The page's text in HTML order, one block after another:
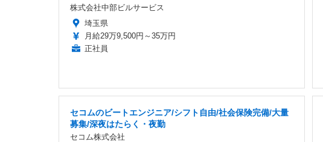
株式会社中部ビルサービス
埼玉県
月給29万9,500円～35万円
正社員
セコムのビートエンジニア/シフト自由/社会保険完備/大量
募集/深夜はたらく・夜勤
セコム株式会社